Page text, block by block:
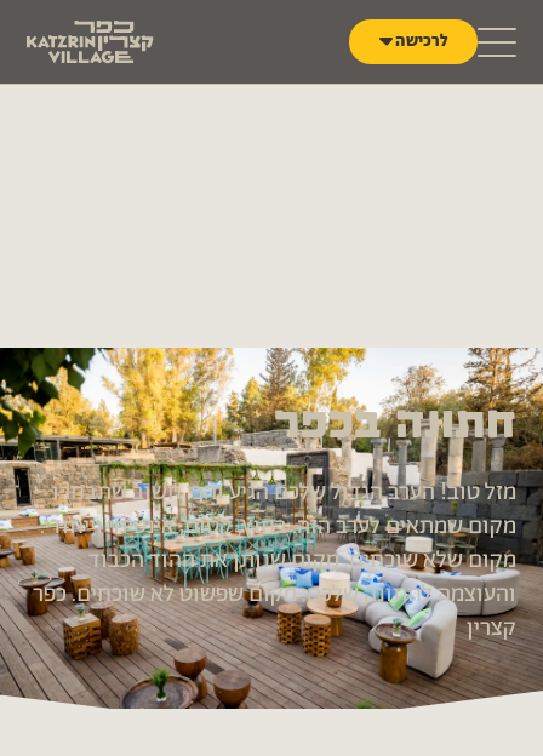
לרכישה
חתונה בכפר
מזל טוב! הערב הגדול שלכם הגיע והכי חשוב שתבחרו
מקום שמתאים לערב הזה. בחוץ, קסום, אינטימי וייחודי.
מקום שלא שוכחים. מקום שנותן את ההוד הכבוד
והעוצמה לחתונה שלכם. מקום שפשוט לא שוכחים. כפר
קצרין